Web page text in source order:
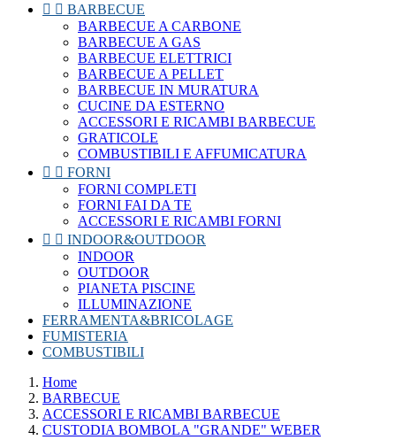
  BARBECUE
BARBECUE A CARBONE
BARBECUE A GAS
BARBECUE ELETTRICI
BARBECUE A PELLET
BARBECUE IN MURATURA
CUCINE DA ESTERNO
ACCESSORI E RICAMBI BARBECUE
GRATICOLE
COMBUSTIBILI E AFFUMICATURA
  FORNI
FORNI COMPLETI
FORNI FAI DA TE
ACCESSORI E RICAMBI FORNI
  INDOOR&OUTDOOR
INDOOR
OUTDOOR
PIANETA PISCINE
ILLUMINAZIONE
FERRAMENTA&BRICOLAGE
FUMISTERIA
COMBUSTIBILI
Home
BARBECUE
ACCESSORI E RICAMBI BARBECUE
CUSTODIA BOMBOLA "GRANDE" WEBER